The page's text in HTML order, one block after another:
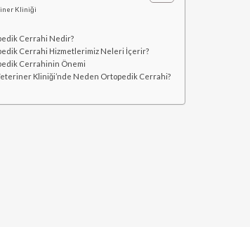
Kliniği
Cerrahi Nedir?
Cerrahi Hizmetlerimiz Neleri İçerir?
Cerrahinin Önemi
Kliniği’nde Neden Ortopedik Cerrahi?